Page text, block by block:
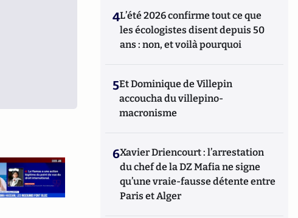
4L’été 2026 confirme tout ce que
les écologistes disent depuis 50
ans : non, et voilà pourquoi
5Et Dominique de Villepin
accoucha du villepino-
macronisme
6Xavier Driencourt : l’arrestation
du chef de la DZ Mafia ne signe
qu’une vraie-fausse détente entre
Paris et Alger